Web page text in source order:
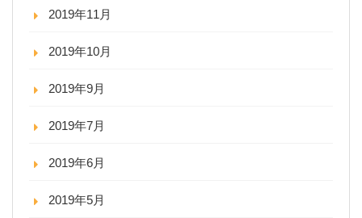
2019年11月
2019年10月
2019年9月
2019年7月
2019年6月
2019年5月